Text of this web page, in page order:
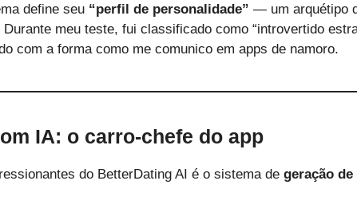
define seu “perfil de personalidade” — um arquétipo
meu teste, fui classificado como “introvertido
com a forma como me comunico em apps de namoro.
IA: o carro-chefe do app
do BetterDating AI é o sistema de geração